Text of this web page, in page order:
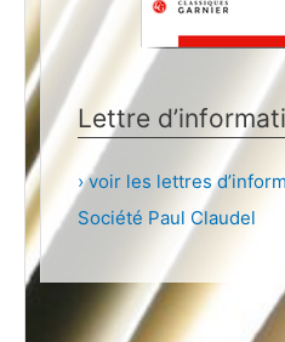
Lettre
› voir les lettres
Société Paul Claudel